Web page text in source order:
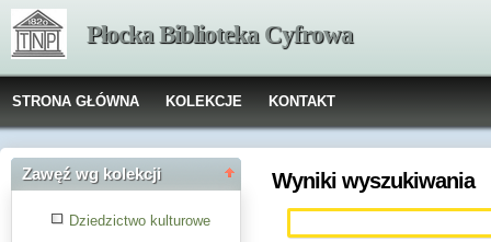
Płocka Biblioteka Cyfrowa
STRONA GŁÓWNA KOLEKCJE KONTAKT
Zawęź wg kolekcji
Dziedzictwo kulturowe
Wyniki wyszukiwania